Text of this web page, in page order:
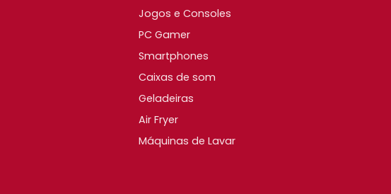
Jogos e Consoles
PC Gamer
Smartphones
Caixas de som
Geladeiras
Air Fryer
Máquinas de Lavar